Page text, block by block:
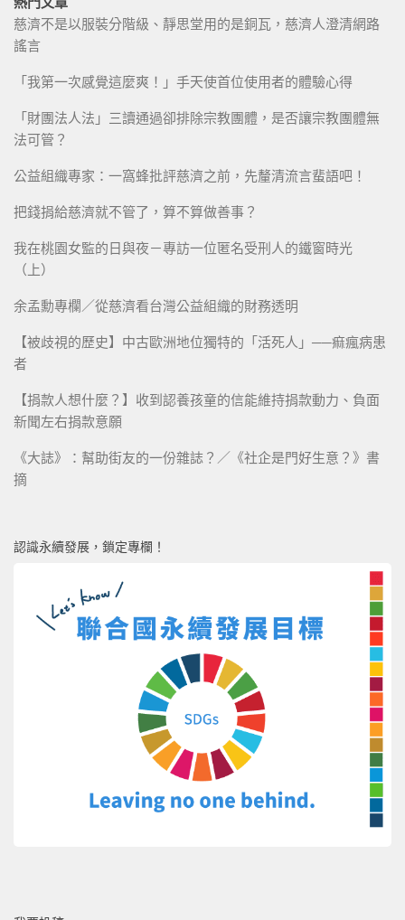
慈濟不是以服裝分階級、靜思堂用的是銅瓦，慈濟人澄清網路
謠言
「我第一次感覺這麼爽！」手天使首位使用者的體驗心得
「財團法人法」三讀通過卻排除宗教團體，是否讓宗教團體無
法可管？
公益組織專家：一窩蜂批評慈濟之前，先釐清流言蜚語吧！
把錢捐給慈濟就不管了，算不算做善事？
我在桃園女監的日與夜－專訪一位匿名受刑人的鐵窗時光
（上）
余孟勳專欄／從慈濟看台灣公益組織的財務透明
【被歧視的歷史】中古歐洲地位獨特的「活死人」──痲瘋病患
者
【捐款人想什麼？】收到認養孩童的信能維持捐款動力、負面
新聞左右捐款意願
《大誌》：幫助街友的一份雜誌？／《社企是門好生意？》書
摘
認識永續發展，鎖定專欄！